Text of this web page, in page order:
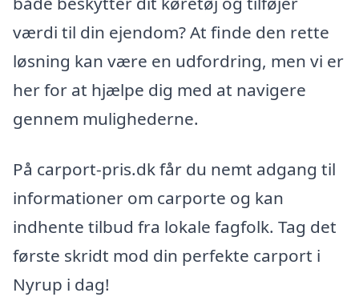
værdi til din ejendom? At finde den rette
løsning kan være en udfordring, men vi er
her for at hjælpe dig med at navigere
gennem mulighederne.
På carport-pris.dk får du nemt adgang til
informationer om carporte og kan
indhente tilbud fra lokale fagfolk. Tag det
første skridt mod din perfekte carport i
Nyrup i dag!